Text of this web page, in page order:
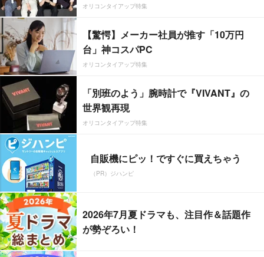
オリコンタイアップ特集
【驚愕】メーカー社員が推す「10万円
台」神コスパPC
オリコンタイアップ特集
「別班のよう」腕時計で『VIVANT』の
世界観再現
オリコンタイアップ特集
自販機にピッ！ですぐに買えちゃう
（PR）ジハンピ
2026年7月夏ドラマも、注目作＆話題作
が勢ぞろい！